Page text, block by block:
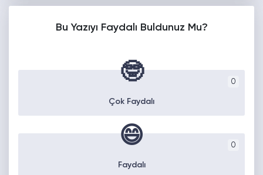
Bu Yazıyı Faydalı Buldunuz Mu?
0
🤓
Çok Faydalı
0
😄
Faydalı